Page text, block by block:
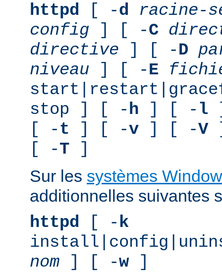
httpd [ -d
racine-
config ] [ -C
directive ] [ -D
niveau ] [ -E
stop ] [ -h ] [ - l
[ -t ] [ -v ] [ -V
[ -T ]
Sur les systèmes
additionnelles suivantes
httpd [ -k
nom ] [ -w]